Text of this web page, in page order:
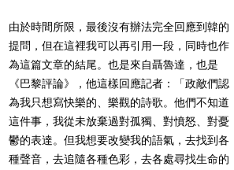
由於時間所限，最後沒有辦法完全回應到韓的
提問，但在這裡我可以再引用一段，同時也作
為這篇文章的結尾。也是來自聶魯達，也是
《巴黎評論》，他這樣回應記者：「政敵們認
為我只想寫快樂的、樂觀的詩歌。他們不知道
這件事，我從未放棄過對孤獨、對憤怒、對憂
鬱的表達。但我想要改變我的語氣，去找到各
種聲音，去追隨各種色彩，去各處尋找生命的